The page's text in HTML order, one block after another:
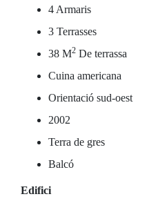
4 Armaris
3 Terrasses
38 M2 De terrassa
Cuina americana
Orientació sud-oest
2002
Terra de gres
Balcó
Edifici